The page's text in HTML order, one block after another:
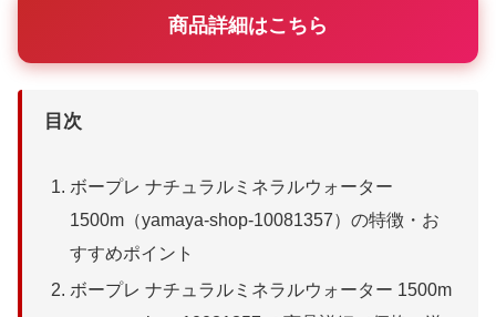
商品詳細はこちら
目次
ボープレ ナチュラルミネラルウォーター
1500m（yamaya-shop-10081357）の特徴・お
すすめポイント
ボープレ ナチュラルミネラルウォーター 1500m